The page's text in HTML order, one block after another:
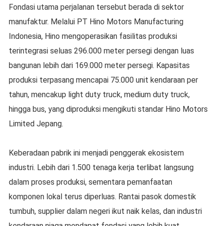
Fondasi utama perjalanan tersebut berada di sektor
manufaktur. Melalui PT Hino Motors Manufacturing
Indonesia, Hino mengoperasikan fasilitas produksi
terintegrasi seluas 296.000 meter persegi dengan luas
bangunan lebih dari 169.000 meter persegi. Kapasitas
produksi terpasang mencapai 75.000 unit kendaraan per
tahun, mencakup light duty truck, medium duty truck,
hingga bus, yang diproduksi mengikuti standar Hino Motors
Limited Jepang.
Keberadaan pabrik ini menjadi penggerak ekosistem
industri. Lebih dari 1.500 tenaga kerja terlibat langsung
dalam proses produksi, sementara pemanfaatan
komponen lokal terus diperluas. Rantai pasok domestik
tumbuh, supplier dalam negeri ikut naik kelas, dan industri